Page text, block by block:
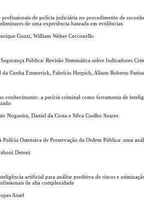
profissionais de polícia judiciária no procedimento de
de uma experiência baseada em evidências
Guzzi, William Weber Cecconello
Pública: Revisão Sistemática sobre Indicadores
da Cunha Emmerick, Fabrício Herpich, Alison Roberto
conhecimento: a perícia criminal como ferramenta de
Nogueira, Daniel da Costa e Silva Coelho Soares
Polícia Ostensiva de Preservação da Ordem Pública: uma
Detoni
artificial para análise preditiva de riscos e
de alta complexidade
Assef